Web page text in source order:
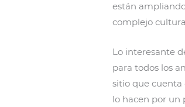
están
complejo
Lo interesante
para todos los
sitio que cuenta
lo hacen por un